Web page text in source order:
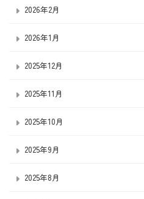
2026年2月
2026年1月
2025年12月
2025年11月
2025年10月
2025年9月
2025年8月